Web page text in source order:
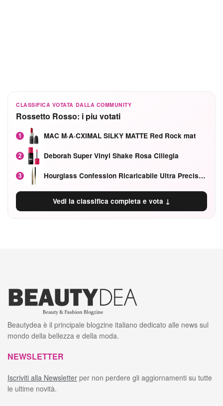
CLASSIFICA VOTATA DALLA COMMUNITY
Rossetto Rosso: i piu votati
1 MAC M·A·CXIMAL SILKY MATTE Red Rock mat
2 Deborah Super Vinyl Shake Rosa Ciliegia
3 Hourglass Confession Ricaricabile Ultra Preciso Ad Alta Intensità Secretly Classic Red
Vedi la classifica completa e vota ↓
Beautydea è il principale blogzine italiano dedicato alle news sul
mondo della bellezza e della moda.
NEWSLETTER
Iscriviti alla Newsletter per non perdere gli aggiornamenti su tutte
le ultime novità.